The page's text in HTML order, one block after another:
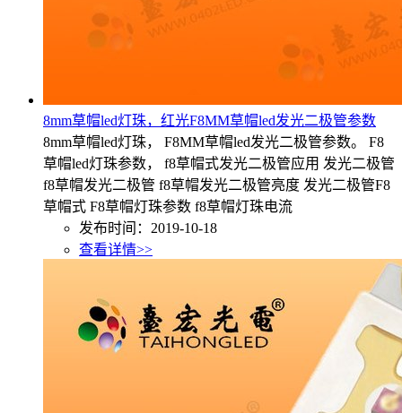
8mm草帽led灯珠，红光F8MM草帽led发光二极管参数
8mm草帽led灯珠， F8MM草帽led发光二极管参数。 F8
草帽led灯珠参数， f8草帽式发光二极管应用 发光二极管
f8草帽发光二极管 f8草帽发光二极管亮度 发光二极管F8
草帽式 F8草帽灯珠参数 f8草帽灯珠电流
发布时间：2019-10-18
查看详情>>